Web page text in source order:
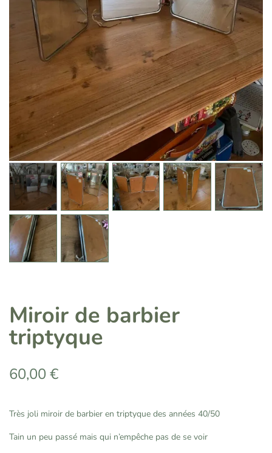
Miroir de barbier
triptyque
60,00 €
Très joli miroir de barbier en triptyque des années 40/50
Tain un peu passé mais qui n’empêche pas de se voir